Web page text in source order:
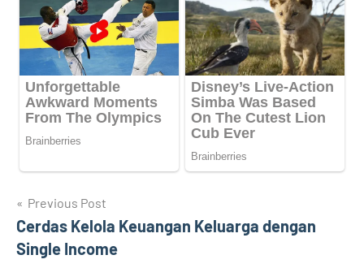
Navigasi
pos
Previous Post
Cerdas Kelola Keuangan Keluarga dengan
Single Income